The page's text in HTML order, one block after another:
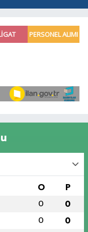
O P
0 0
0 0